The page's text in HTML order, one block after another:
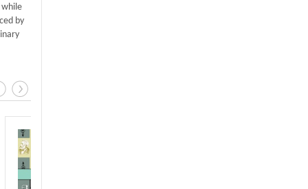
while
by